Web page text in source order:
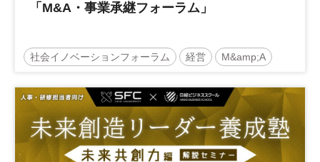
「M&A・事業承継フォーラム」
社会イノベーションフォーラム 経営 M&amp;A
事業承継 中堅中小企業
日経社会イノベーションフォーラム 参加無料